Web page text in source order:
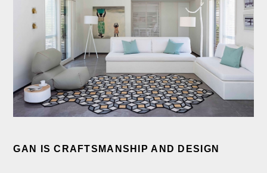
GAN IS CRAFTSMANSHIP AND DESIGN